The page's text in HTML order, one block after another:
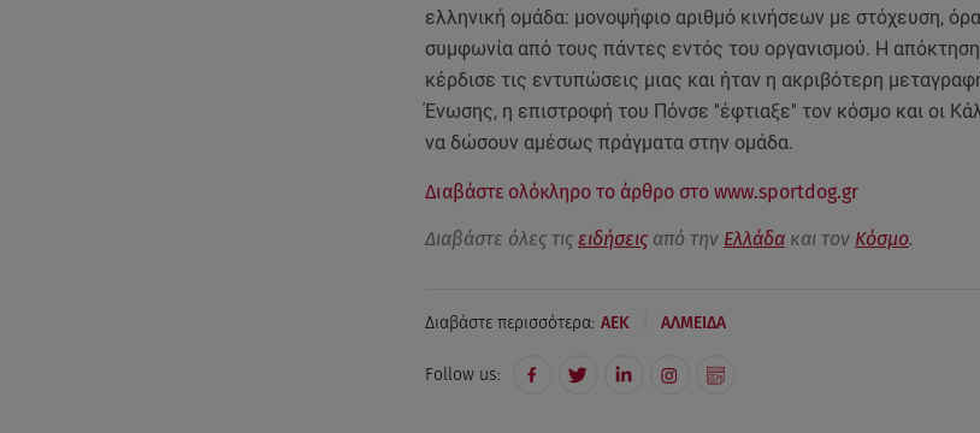
ελληνική ομάδα: μονοψήφιο αριθμό κινήσεων με στόχευση,
συμφωνία από τους πάντες εντός του οργανισμού. Η
κέρδισε τις εντυπώσεις μιας και ήταν η ακριβότερη
Ένωσης, η επιστροφή του Πόνσε ''έφτιαξε'' τον κόσμο και οι
να δώσουν αμέσως πράγματα στην ομάδα.
Διαβάστε ολόκληρο το άρθρο στο www.sportdog.gr
Διαβάστε όλες τις ειδήσειςαπό την Ελλάδακαι τον Κόσμο.
Διαβάστε περισσότερα: AEK ΑΛΜΕΙΔΑ
Follow us: